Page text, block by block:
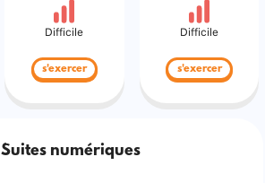
Difficile
s'exercer
Difficile
s'exercer
Suites numériques